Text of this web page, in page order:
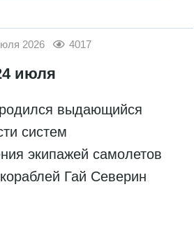
2026 4017
июля
выдающийся
систем
экипажей самолетов
Гай Северин